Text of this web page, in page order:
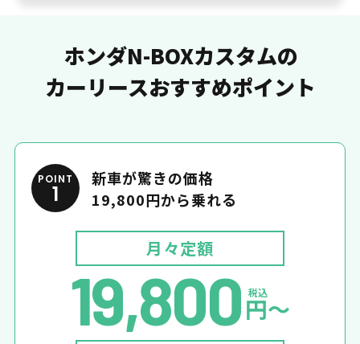
ホンダN-BOXカスタムの
カーリースおすすめポイント
POINT
1
新車が驚きの価格
19,800円から乗れる
月々定額
19,800 税込
円〜